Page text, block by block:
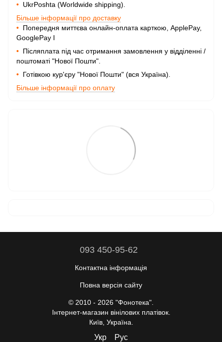
• UkrPoshta (Worldwide shipping).
Більше інформації про доставку
• Попередня миттєва онлайн-оплата карткою, ApplePay,
GooglePay I
• Післяплата під час отримання замовлення у відділенні /
поштоматі "Нової Пошти".
• Готівкою кур'єру "Нової Пошти" (вся Україна).
Більше інформації про оплату
093 450-95-62
Контактна інформація
Повна версія сайту
© 2010 - 2026 "Фонотека".
Інтернет-магазин вінілових платівок.
Київ, Україна.
Укр Рус